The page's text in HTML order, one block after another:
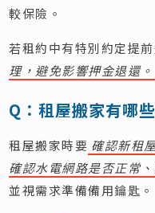
較保險。
若租約中有特別約定提前
理，避免影響押金退還。
Q：租屋搬家有哪
租屋搬家時要 確認新租
確認水電網路是否正常
並視需求準備備用鑰匙。